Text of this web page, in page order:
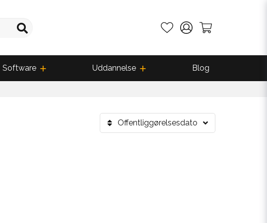
Software Uddannelse Blog
Offentliggørelsesdato